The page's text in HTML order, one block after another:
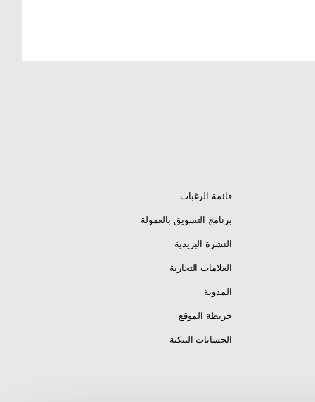
قائمة الرغبات
برنامج التسويق بالعمولة
النشرة البريدية
العلامات التجارية
المدونة
خريطة الموقع
الحسابات البنكية